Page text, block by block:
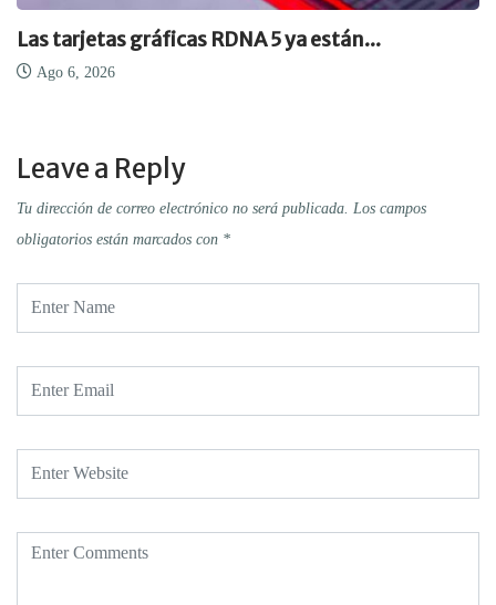
Las tarjetas gráficas RDNA 5 ya están...
Ago 6, 2026
Leave a Reply
Tu dirección de correo electrónico no será publicada. Los campos
obligatorios están marcados con *